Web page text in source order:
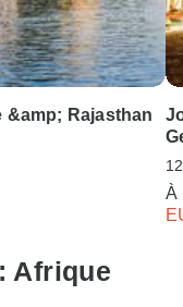
&amp; Rajasthan
À
Afrique